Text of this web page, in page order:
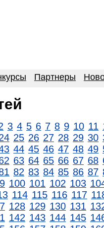
Партнеры
3 4 5 6 7 8 9 10 11
25 26 27 28 29 30
44 45 46 47 48 49
63 64 65 66 67 68
82 83 84 85 86 87
100 101 102 103
114 115 116 117
128 129 130 131
142 143 144 145